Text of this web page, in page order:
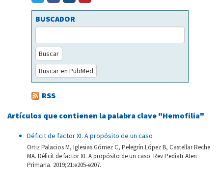
BUSCADOR
Buscar
Buscar en PubMed
RSS
Artículos que contienen la palabra clave "Hemofilia"
Déficit de factor XI. A propósito de un caso
Ortiz Palacios M, Iglesias Gómez C, Pelegrín López B, Castellar Reche
MA. Déficit de factor XI. A propósito de un caso. Rev Pediatr Aten
Primaria. 2019;21:e205-e207.